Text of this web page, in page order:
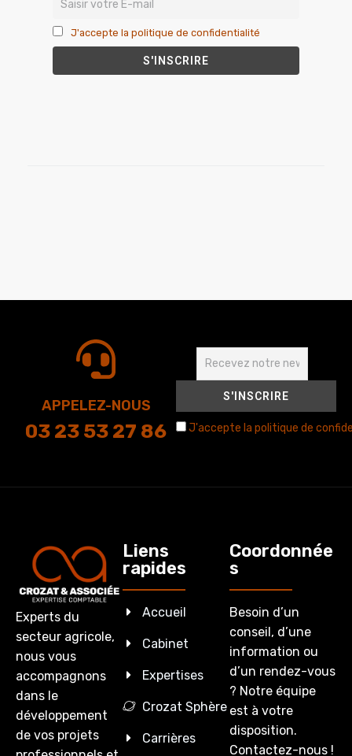
J'accepte la politique de confidentialité
APPELEZ-NOUS
03 23 53 27 86 J'accepte la politique de
Experts du
secteur agricole,
nous vous
accompagnons
dans le
développement
de vos projets
Liens
rapides
Accueil
Cabinet
Expertises
Crozat Sphère
Carrières
Coordonnée
s
Besoin d’un
conseil, d’une
information ou
d’un rendez-vous
? Notre équipe
est à votre
disposition.
Contactez-nous !